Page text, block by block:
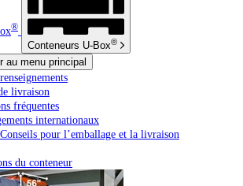
®
Conteneurs U-Box®
au menu principal
livraison
fréquentes
internationaux
Conseils pour l’emballage et la livraison
du conteneur